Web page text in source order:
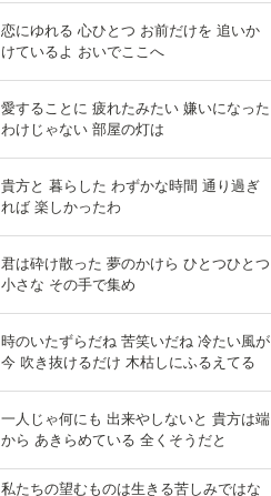
恋にゆれる 心ひとつ お前だけを 追いか
けているよ おいでここへ
愛することに 疲れたみたい 嫌いになった
わけじゃない 部屋の灯は
貴方と 暮らした わずかな時間 通り過ぎ
れば 楽しかったわ
君は砕け散った 夢のかけら ひとつひとつ
小さな その手で集め
時のいたずらだね 苦笑いだね 冷たい風が
今 吹き抜けるだけ 木枯しにふるえてる
一人じゃ何にも 出来やしないと 貴方は端
から あきらめている 全くそうだと
私たちの望むものは生きる苦しみではな